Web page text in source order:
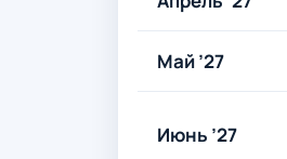
Май ’27
Июнь ’27